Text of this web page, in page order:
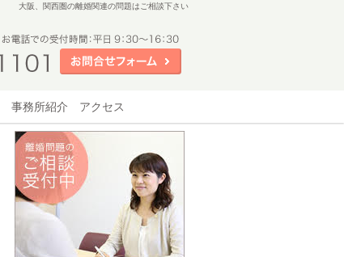
大阪、関西圏の離婚関連の問題はご相談下さい
事務所紹介 アクセス